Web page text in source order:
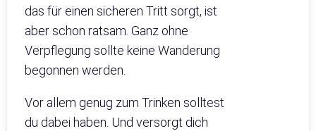
das für einen sicheren Tritt sorgt, ist
aber schon ratsam. Ganz ohne
Verpflegung sollte keine Wanderung
begonnen werden.
Vor allem genug zum Trinken solltest
du dabei haben. Und versorgt dich